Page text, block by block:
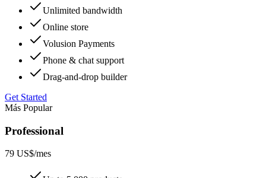
Unlimited bandwidth
Online store
Volusion Payments
Phone & chat support
Drag-and-drop builder
Get Started
Más Popular
Professional
79 US$/mes